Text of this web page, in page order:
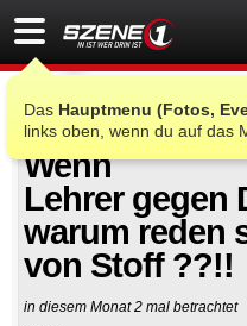
Das Hauptmenu (Fotos,
links oben, wenn du auf das
Auf
Wenn
Lehrer gegen
warum reden
von Stoff ??!!
in diesem Monat 2 mal betrachtet